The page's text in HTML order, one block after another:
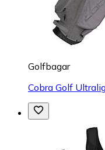
Golfbagar
Cobra Golf